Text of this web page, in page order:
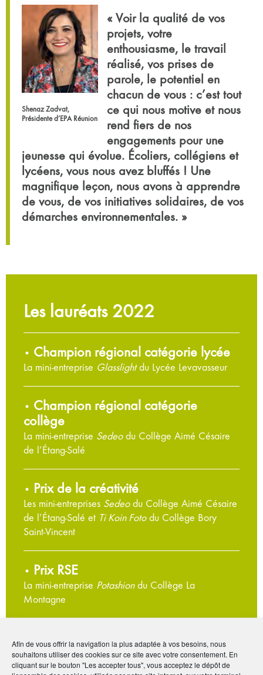
Afin de vous offrir la navigation la plus adaptée à vos besoins, nous
souhaitons utiliser des cookies sur ce site avec votre consentement. En
cliquant sur le bouton "Les accepter tous", vous acceptez le dépôt de
Shenaz Zadvat,
Présidente d’EPA Réunion
« Voir la qualité de vos
projets, votre
enthousiasme, le travail
réalisé, vos prises de
parole, le potentiel en
chacun de vous : c’est tout
ce qui nous motive et nous
rend fiers de nos
engagements pour une
jeunesse qui évolue. Écoliers, collégiens et
lycéens, vous nous avez bluffés ! Une
magnifique leçon, nous avons à apprendre
de vous, de vos initiatives solidaires, de vos
démarches environnementales. »
Les lauréats 2022
• Champion régional catégorie lycée
La mini-entreprise Glasslightdu Lycée Levavasseur
• Champion régional catégorie
collège
La mini-entreprise Sedeodu Collège Aimé Césaire
de l’Étang-Salé
• Prix de la créativité
Les mini-entreprises Sedeodu Collège Aimé Césaire
de l’Étang-Salé et Ti Koin Fotodu Collège Bory
Saint-Vincent
• Prix RSE
La mini-entreprise Potashiondu Collège La
Montagne
Prix du public lycée
La mini-entrepriseLe numérique de demaindu Lycée
Memona Hintermann